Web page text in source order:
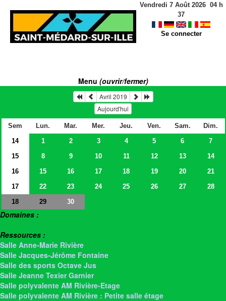
Vendredi 7 Août 2026 04h
37
Se connecter
Menu (ouvrir/fermer)
Avril 2019
Aujourd'hui
Sem Lun. Mar. Mer. Jeu. Ven. Sam.
Dim.
14
1 2 3 4 5 6
7
15
8 9 10 11 12 13
14
16
15 16 17 18 19 20
21
17
22 23 24 25 26 27
28
18
29 30
Domaines :
Ressources :
Salle Anne-Marie Rivière
Salle Jacques-Jérôme Fontaine
Salle des sports Octave Jus
Salle Jeanne Texier Garnier
Salle polyvalente AM Rivière-Etage
Salle polyvalente AM Rivière : Petite salle étage